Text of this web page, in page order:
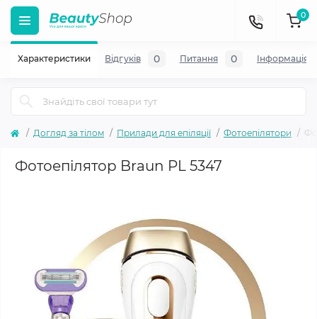
0
Догляд за тілом Прилади для епіляції Фотоепілятори
Фотоепілятор Braun PL 5347
Характеристики Відгуків 0 Питання 0 Iнформація